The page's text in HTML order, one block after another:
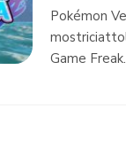
Pokémon
Game Freak.